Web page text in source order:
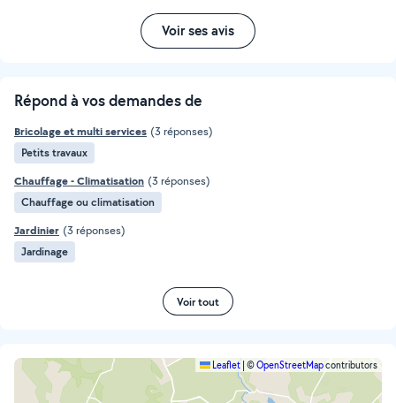
Voir ses avis
Répond à vos demandes de
Bricolage et multi services (3 réponses)
Petits travaux
Chauffage - Climatisation (3 réponses)
Chauffage ou climatisation
Jardinier (3 réponses)
Jardinage
Voir tout
Leaflet ©OpenStreetMapcontributors